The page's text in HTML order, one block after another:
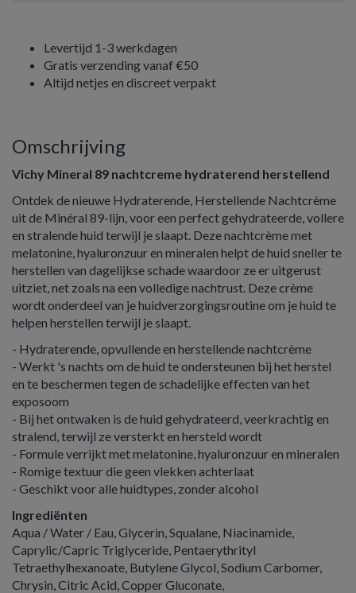
Levertijd 1-3 werkdagen
Gratis verzending vanaf €50
Altijd netjes en discreet verpakt
Omschrijving
Vichy Mineral 89 nachtcreme hydraterend herstellend
Ontdek de nieuwe Hydraterende, Herstellende Nachtcrème
uit de Minéral 89-lijn, voor een perfect gehydrateerde, vollere
en stralende huid terwijl je slaapt. Deze nachtcrème met
melatonine, hyaluronzuur en mineralen helpt de huid sneller te
herstellen van dagelijkse schade waardoor ze er uitgerust
uitziet, net zoals na een volledige nachtrust. Deze crème
wordt onderdeel van je huidverzorgingsroutine om je huid te
helpen herstellen terwijl je slaapt.
- Hydraterende, opvullende en herstellende nachtcrème
- Werkt 's nachts om de huid te ondersteunen bij het herstel
en te beschermen tegen de schadelijke effecten van het
exposoom
- Bij het ontwaken is de huid gehydrateerd, veerkrachtig en
stralend, terwijl ze versterkt en hersteld wordt
- Formule verrijkt met melatonine, hyaluronzuur en mineralen
- Romige textuur die geen vlekken achterlaat
- Geschikt voor alle huidtypes, zonder alcohol
Ingrediënten
Aqua / Water / Eau, Glycerin, Squalane, Niacinamide,
Caprylic/Capric Triglyceride, Pentaerythrityl
Tetraethylhexanoate, Butylene Glycol, Sodium Carbomer,
Chrysin, Citric Acid, Copper Gluconate,